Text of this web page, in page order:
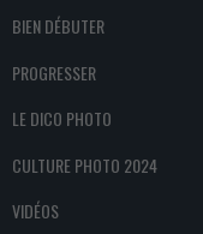
BIEN DÉBUTER
PROGRESSER
LE DICO PHOTO
CULTURE PHOTO 2024
VIDÉOS